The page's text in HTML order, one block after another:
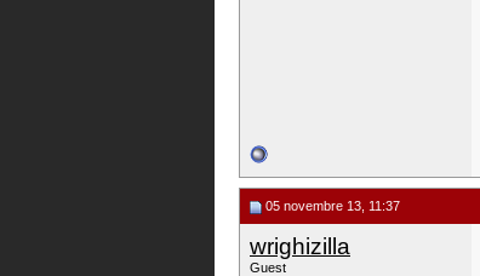
05 novembre 13, 11:37
wrighizilla
Guest